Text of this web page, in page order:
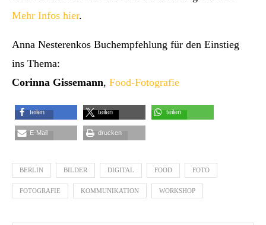
Mehr Infos hier.
Anna Nesterenkos Buchempfehlung für den Einstieg
ins Thema:
Corinna Gissemann, Food-Fotografie
teilen teilen teilen
E-Mail drucken
BERLIN BILDER DIGITAL FOOD FOTO
FOTOGRAFIE KOMMUNIKATION WORKSHOP